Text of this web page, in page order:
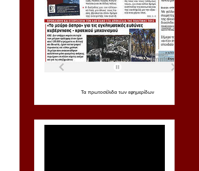
Τα πρωτοσέλιδα των εφημερίδων